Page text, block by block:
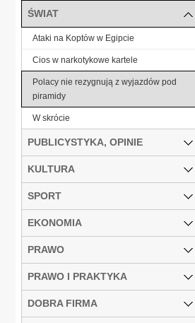
ŚWIAT
Ataki na Koptów w Egipcie
Cios w narkotykowe kartele
Polacy nie rezygnują z wyjazdów pod
piramidy
W skrócie
PUBLICYSTYKA, OPINIE
KULTURA
SPORT
EKONOMIA
PRAWO
PRAWO I PRAKTYKA
DOBRA FIRMA